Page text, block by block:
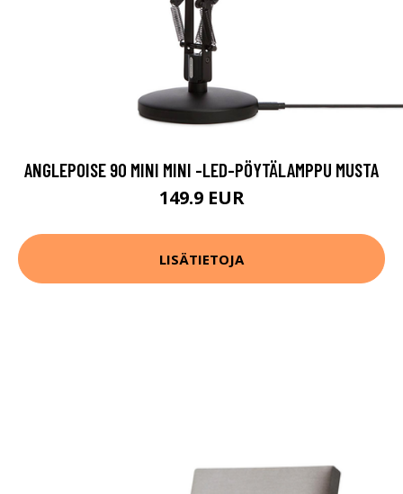
ANGLEPOISE 90 MINI MINI -LED-PÖYTÄLAMPPU MUSTA
149.9 EUR
LISÄTIETOJA